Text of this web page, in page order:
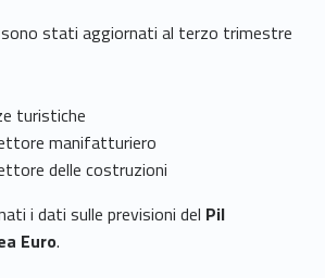
stati aggiornati al terzo trimestre
turistiche
manifatturiero
delle costruzioni
i dati sulle previsioni del Pil
Euro.